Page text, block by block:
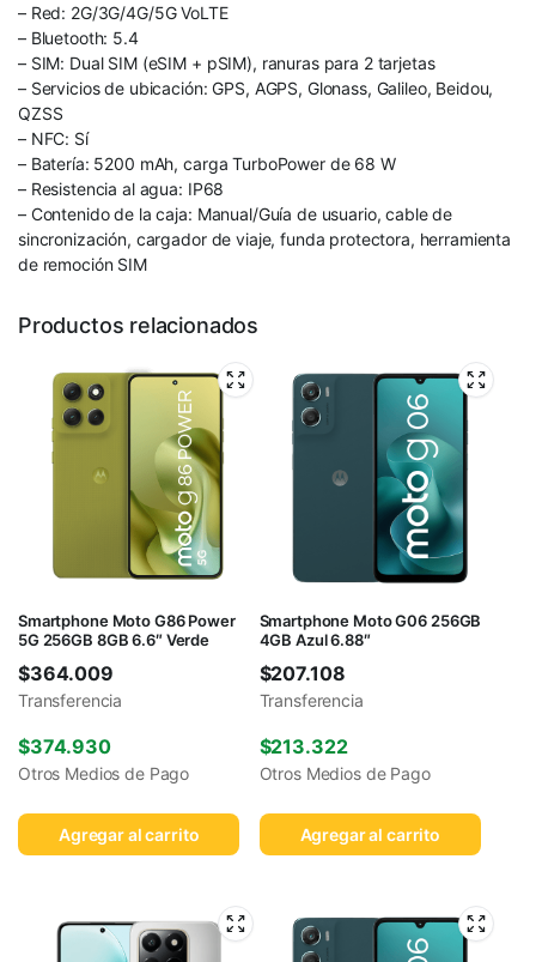
– Red: 2G/3G/4G/5G VoLTE
– Bluetooth: 5.4
– SIM: Dual SIM (eSIM + pSIM), ranuras para 2 tarjetas
– Servicios de ubicación: GPS, AGPS, Glonass, Galileo, Beidou,
QZSS
– NFC: Sí
– Batería: 5200 mAh, carga TurboPower de 68 W
– Resistencia al agua: IP68
– Contenido de la caja: Manual/Guía de usuario, cable de
sincronización, cargador de viaje, funda protectora, herramienta
de remoción SIM
Productos relacionados
Smartphone Moto G86 Power
5G 256GB 8GB 6.6″ Verde
$364.009
Transferencia
$374.930
Otros Medios de Pago
Agregar al carrito
Smartphone Moto G06 256GB
4GB Azul 6.88″
$207.108
Transferencia
$213.322
Otros Medios de Pago
Agregar al carrito